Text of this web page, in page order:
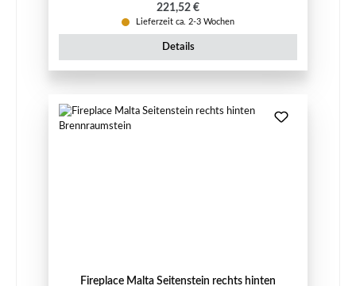
Regulärer Preis:
221,52 €
Lieferzeit ca. 2-3 Wochen
Details
Fireplace Malta Seitenstein rechts hinten